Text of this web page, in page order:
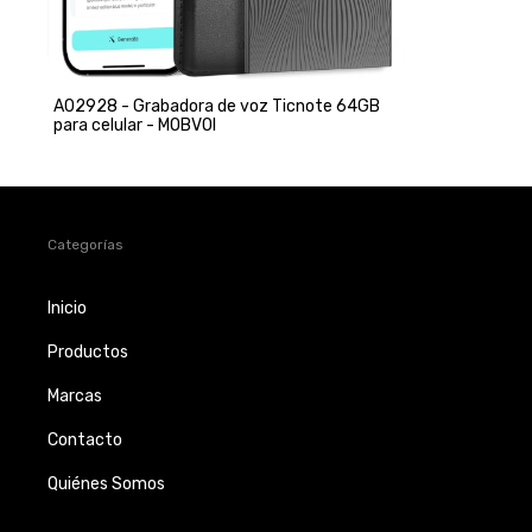
A02928 - Grabadora de voz Ticnote 64GB
para celular - MOBVOI
Categorías
Inicio
Productos
Marcas
Contacto
Quiénes Somos